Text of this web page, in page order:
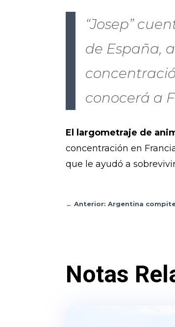
“Josep”
de España,
conocerá a
El largometraje de
concentración en
que le ayudó a
←Anterior: Argentina
Notas